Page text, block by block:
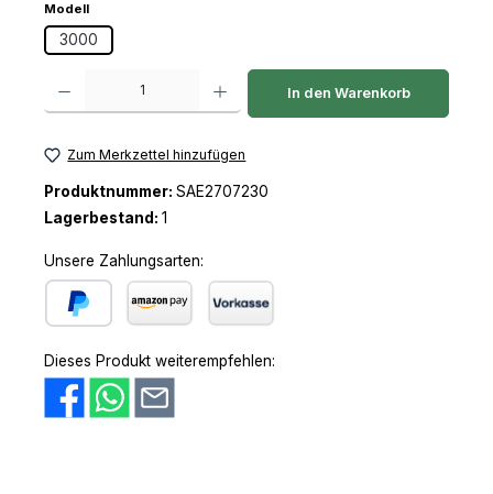
Modellauswählen
3000
Produkt Anzahl: Gib den gewünschten Wert ein oder benutze die
In den Warenkorb
Zum Merkzettel hinzufügen
Produktnummer: SAE2707230
Lagerbestand: 1
Unsere Zahlungsarten:
Dieses Produkt weiterempfehlen: